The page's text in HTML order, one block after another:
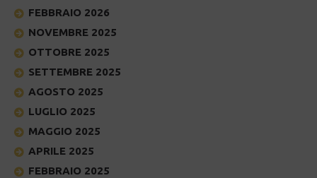
FEBBRAIO 2026
NOVEMBRE 2025
OTTOBRE 2025
SETTEMBRE 2025
AGOSTO 2025
LUGLIO 2025
MAGGIO 2025
APRILE 2025
FEBBRAIO 2025